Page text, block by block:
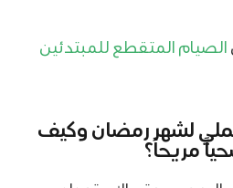
الصيام المتقطع للمبتدئين
لشهر رمضان وكيف
مريحاً؟